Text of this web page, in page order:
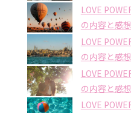
LOVE
の内容と感
LOVE
の内容と感
LOVE
の内容と感
LOVE